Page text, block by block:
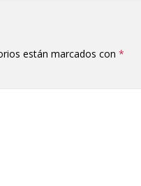
están marcados con *